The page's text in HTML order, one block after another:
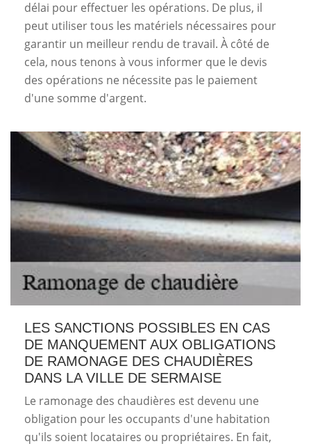
délai pour effectuer les opérations. De plus, il
peut utiliser tous les matériels nécessaires pour
garantir un meilleur rendu de travail. À côté de
cela, nous tenons à vous informer que le devis
des opérations ne nécessite pas le paiement
d'une somme d'argent.
LES SANCTIONS POSSIBLES EN CAS
DE MANQUEMENT AUX OBLIGATIONS
DE RAMONAGE DES CHAUDIÈRES
DANS LA VILLE DE SERMAISE
Le ramonage des chaudières est devenu une
obligation pour les occupants d'une habitation
qu'ils soient locataires ou propriétaires. En fait,